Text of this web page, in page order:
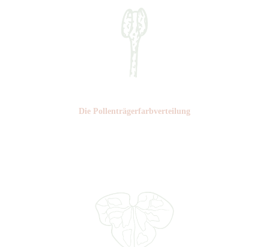
Die Pollen­trägerfarb­verteilung